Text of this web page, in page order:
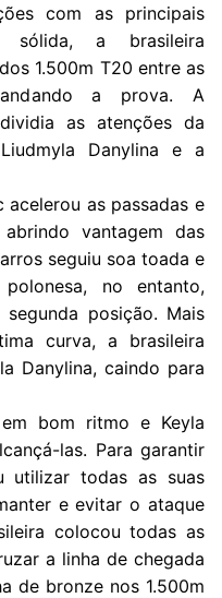
com as principais
sólida, a brasileira
1.500m T20 entre as
a prova. A
as atenções da
Danylina e a
acelerou as passadas e
vantagem das
seguiu soa toada e
no entanto,
posição. Mais
curva, a brasileira
Danylina, caindo para
bom ritmo e Keyla
las. Para garantir
utilizar todas as suas
e evitar o ataque
colocou todas as
a linha de chegada
de bronze nos 1.500m